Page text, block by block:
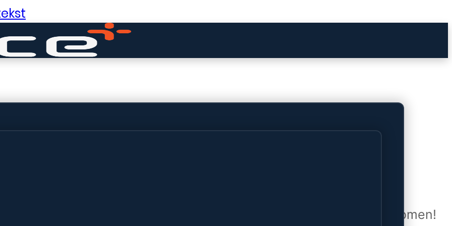
dingen in het verschiet
winkel wordt momenteel gebouwd en zal binnenkort online komen!